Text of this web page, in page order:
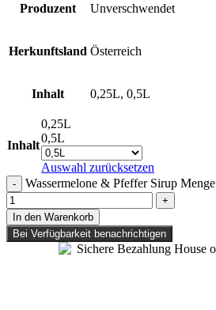
Produzent Unverschwendet
Herkunftsland Österreich
Inhalt 0,25L, 0,5L
Inhalt
0,25L
0,5L
Auswahl zurücksetzen
Wassermelone & Pfeffer Sirup Menge
In den Warenkorb
Bei Verfügbarkeit benachrichtigen